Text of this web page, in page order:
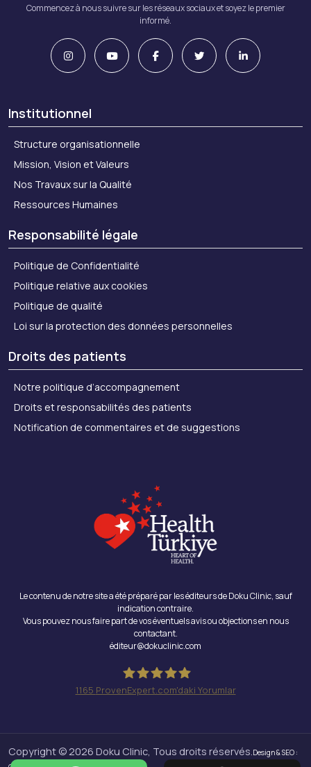
Commencez à nous suivre sur les réseaux sociaux et soyez le premier
informé.
Institutionnel
Structure organisationnelle
Mission, Vision et Valeurs
Nos Travaux sur la Qualité
Ressources Humaines
Responsabilité légale
Politique de Confidentialité
Politique relative aux cookies
Politique de qualité
Loi sur la protection des données personnelles
Droits des patients
Notre politique d’accompagnement
Droits et responsabilités des patients
Notification de commentaires et de suggestions
Le contenu de notre site a été préparé par les éditeurs de Doku Clinic, sauf
indication contraire.
Vous pouvez nous faire part de vos éventuels avis ou objections en nous
contactant.
éditeur@dokuclinic.com
1165 ProvenExpert.com'daki Yorumlar
Copyright © 2026 Doku Clinic, Tous droits réservés. Design & SEO :